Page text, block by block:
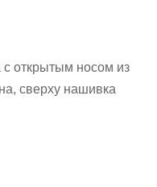
с открытым носом из
сверху нашивка